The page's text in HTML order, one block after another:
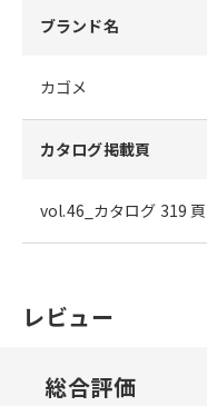
ブランド名
カゴメ
カタログ掲載頁
vol.46_カタログ 319
レビュー
総合評価